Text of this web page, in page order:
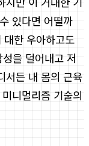
있다면 어떨까
한 우아하고도
을 덜어내고 저
서든 내 몸의 근육
니멀리즘 기술의